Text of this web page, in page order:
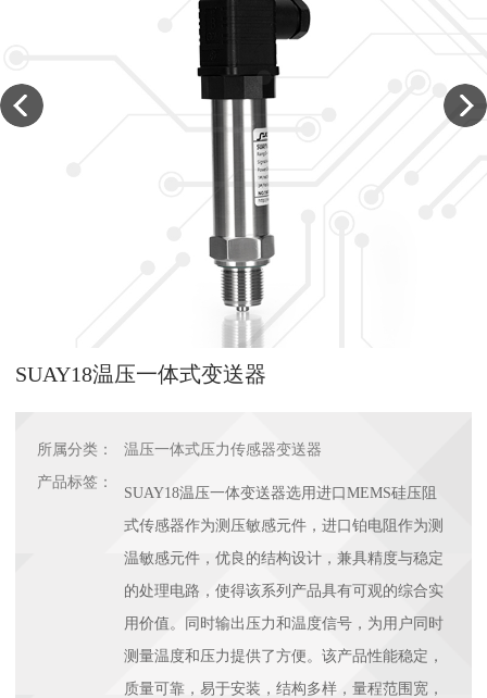
SUAY18温压一体式变送器
所属分类：
温压一体式压力传感器变送器
产品标签：
SUAY18温压一体变送器选用进口MEMS硅压阻
式传感器作为测压敏感元件，进口铂电阻作为测
温敏感元件，优良的结构设计，兼具精度与稳定
的处理电路，使得该系列产品具有可观的综合实
用价值。同时输出压力和温度信号，为用户同时
测量温度和压力提供了方便。该产品性能稳定，
质量可靠，易于安装，结构多样，量程范围宽，